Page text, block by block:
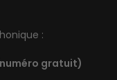
:
gratuit)